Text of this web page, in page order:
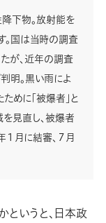
下物。放射能を
。国は当時の調査
が、近年の調査
明。黒い雨によ
めに「被爆者」と
見直し、被爆者
月に結審、７月
いうと、日本政